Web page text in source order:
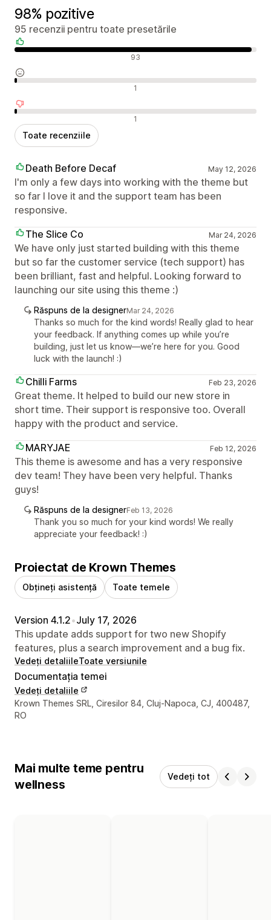
98% pozitive
95 recenzii pentru toate presetările
Recenzii pozitive 93
Recenzii neutre 1
Recenzii negative 1
Toate recenziile
Death Before Decaf May 12, 2026
I'm only a few days into working with the theme but
so far I love it and the support team has been
responsive.
The Slice Co
Mar 24, 2026
We have only just started building with this theme
but so far the customer service (tech support) has
been brilliant, fast and helpful. Looking forward to
launching our site using this theme :)
Răspuns de la designerMar 24, 2026
Thanks so much for the kind words! Really glad to hear
your feedback. If anything comes up while you’re
building, just let us know—we’re here for you. Good
luck with the launch! :)
Chilli Farms Feb 23, 2026
Great theme. It helped to build our new store in
short time. Their support is responsive too. Overall
happy with the product and service.
MARYJAE
Feb 12, 2026
This theme is awesome and has a very responsive
dev team! They have been very helpful. Thanks
guys!
Răspuns de la designerFeb 13, 2026
Thank you so much for your kind words! We really
appreciate your feedback! :)
Proiectat de Krown Themes
Obțineți asistență Toate temele
Version 4.1.2•July 17, 2026
This update adds support for two new Shopify
features, plus a search improvement and a bug fix.
Vedeți detaliileToate versiunile
Documentația temei
Vedeți detaliile
Detaliile de contact ale designerului
Krown Themes SRL, Ciresilor 84, Cluj-Napoca, CJ, 400487,
RO
Mai multe teme pentru
wellness
Vedeți tot